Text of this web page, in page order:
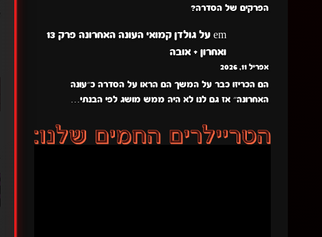
הפרקים של הסדרה?
em על
גולדן קמואי העונה האחרונה פרק 13
ואחרון + אובה
אפריל 11, 2026
הם הכריזו כבר על המשך הם הראו על הסדרה כ״עונה
האחרונה״ אז גם לנו לא היה ממש מושג לפי הבנתי…